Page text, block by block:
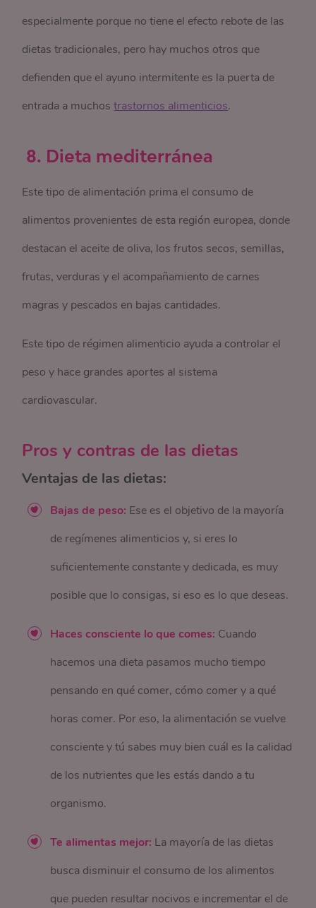
especialmente porque no tiene el efecto rebote de las
dietas tradicionales, pero hay muchos otros que
defienden que el ayuno intermitente es la puerta de
entrada a muchostrastornos alimenticios.
8. Dieta mediterránea
Este tipo de alimentación prima el consumo de
alimentos provenientes de esta región europea, donde
destacan el aceite de oliva, los frutos secos, semillas,
frutas, verduras y el acompañamiento de carnes
magras y pescados en bajas cantidades.
Este tipo de régimen alimenticio ayuda a controlar el
peso y hace grandes aportes al sistema
cardiovascular.
Pros y contras de las dietas
Ventajas de las dietas:
Bajas de peso: Ese es el objetivo de la mayoría
de regímenes alimenticios y, si eres lo
suficientemente constante y dedicada, es muy
posible que lo consigas, si eso es lo que deseas.
Haces consciente lo que comes: Cuando
hacemos una dieta pasamos mucho tiempo
pensando en qué comer, cómo comer y a qué
horas comer. Por eso, la alimentación se vuelve
consciente y tú sabes muy bien cuál es la calidad
de los nutrientes que les estás dando a tu
organismo.
Te alimentas mejor: La mayoría de las dietas
busca disminuir el consumo de los alimentos
que pueden resultar nocivos e incrementar el de